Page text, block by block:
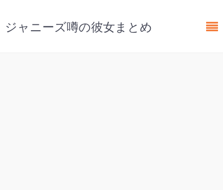
ジャニーズ噂の彼女まとめ